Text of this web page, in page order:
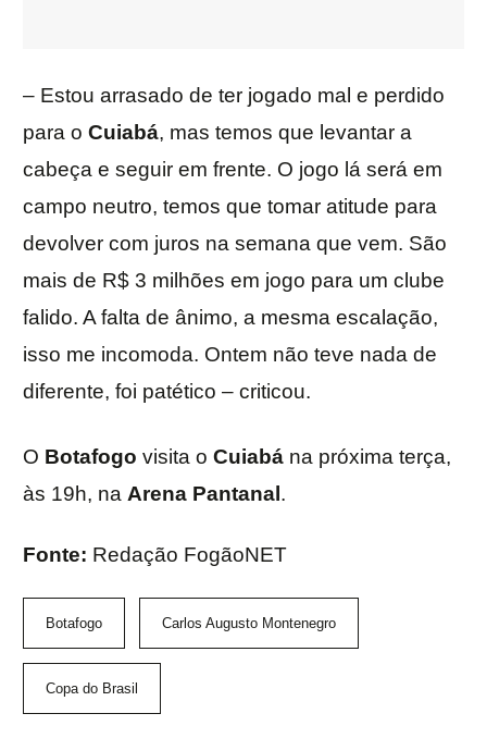
– Estou arrasado de ter jogado mal e perdido
para o Cuiabá, mas temos que levantar a
cabeça e seguir em frente. O jogo lá será em
campo neutro, temos que tomar atitude para
devolver com juros na semana que vem. São
mais de R$ 3 milhões em jogo para um clube
falido. A falta de ânimo, a mesma escalação,
isso me incomoda. Ontem não teve nada de
diferente, foi patético – criticou.
O Botafogo visita o Cuiabá na próxima terça,
às 19h, na Arena Pantanal .
Fonte: Redação FogãoNET
Botafogo Carlos Augusto Montenegro
Copa do Brasil